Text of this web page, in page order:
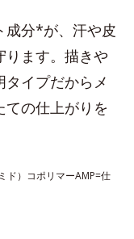
成分*が、汗や皮
ります。描きや
イプだからメ
ての仕上がりを
ド）コポリマーAMP=仕